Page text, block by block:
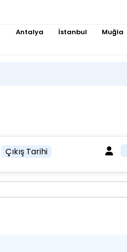
Antalya İstanbul Muğla
Çıkış Tarihi